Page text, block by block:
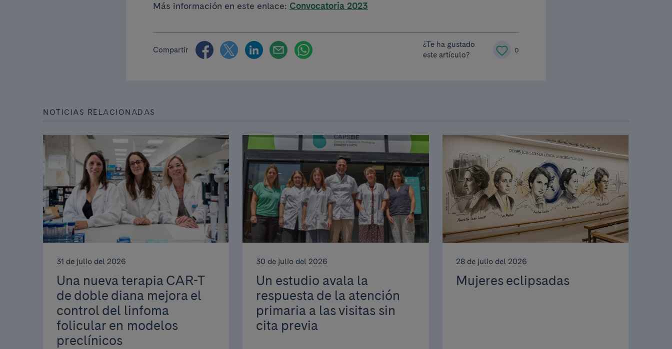
Más información en este enlace: Convocatoria 2023
Compartir
¿Te ha gustado
este artículo?
0
NOTICIAS RELACIONADAS
31 de julio del 2026
Una nueva terapia CAR-T
de doble diana mejora el
control del linfoma
folicular en modelos
preclínicos
30 de julio del 2026
Un estudio avala la
respuesta de la atención
primaria a las visitas sin
cita previa
28 de julio del 2026
Mujeres eclipsadas